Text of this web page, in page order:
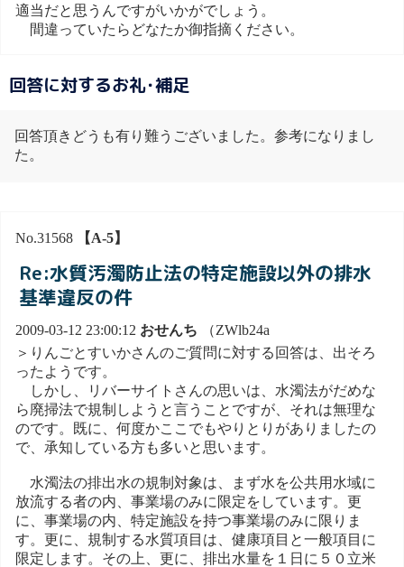
適当だと思うんですがいかがでしょう。
間違っていたらどなたか御指摘ください。
回答に対するお礼･補足
回答頂きどうも有り難うございました。参考になりまし
た。
No.31568 【A-5】
Re:水質汚濁防止法の特定施設以外の排水
基準違反の件
2009-03-12 23:00:12 おせんち （ZWlb24a
＞りんごとすいかさんのご質問に対する回答は、出そろ
ったようです。
しかし、リバーサイトさんの思いは、水濁法がだめな
ら廃掃法で規制しようと言うことですが、それは無理な
のです。既に、何度かここでもやりとりがありましたの
で、承知している方も多いと思います。
水濁法の排出水の規制対象は、まず水を公共用水域に
放流する者の内、事業場のみに限定をしています。更
に、事業場の内、特定施設を持つ事業場のみに限りま
す。更に、規制する水質項目は、健康項目と一般項目に
限定します。その上、更に、排出水量を１日に５０立米